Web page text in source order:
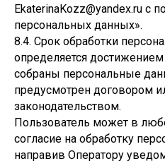
EkaterinaKozz@yandex.ru с
персональных данных».
8.4. Срок обработки
определяется
собраны персональные
предусмотрен договором
законодательством.
Пользователь может в
согласие на обработку
направив Оператору